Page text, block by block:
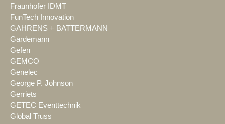
Fraunhofer IDMT
FunTech Innovation
GAHRENS + BATTERMANN
Gardemann
Gefen
GEMCO
Genelec
George P. Johnson
Gerriets
GETEC Eventtechnik
Global Truss